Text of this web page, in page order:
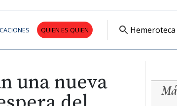
QUIEN ES QUIEN Hemeroteca
una nueva